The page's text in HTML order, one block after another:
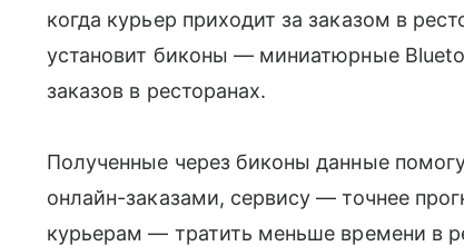
когда курьер приходит за заказом в
установит биконы — миниатюрные
заказов в ресторанах.
Полученные через биконы данные
онлайн-заказами, сервису — точнее
курьерам — тратить меньше времени в